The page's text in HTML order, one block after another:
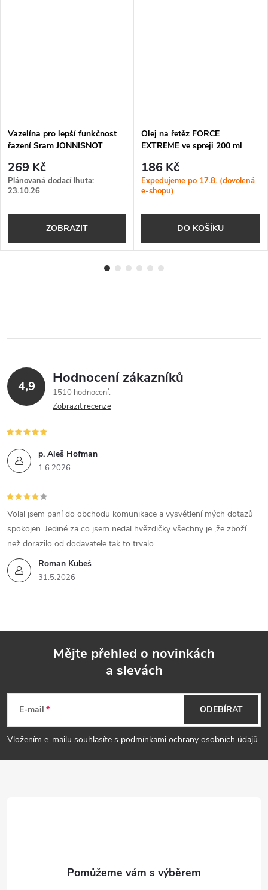
Vazelína pro lepší funkčnost
řazení Sram JONNISNOT
stříkačka
269 Kč
Plánovaná dodací lhuta:
23.10.26
ZOBRAZIT
Olej na řetěz FORCE
EXTREME ve spreji 200 ml
186 Kč
Expedujeme po 17.8. (dovolená
e-shopu)
DO KOŠÍKU
4,9 Hodnocení zákazníků
1510 hodnocení
Zobrazit recenze
p. Aleš Hofman
1.6.2026
Roman Kubeš
31.5.2026
Volal jsem paní do obchodu komunikace a vysvětlení mých dotazů
spokojen. Jediné za co jsem nedal hvězdičky všechny je ,že zboží
než dorazilo od dodavatele tak to trvalo.
p
a
Mějte přehled o novinkách
a slevách
E-mail
Vložením e-mailu souhlasíte s podmínkami ochrany osobních údajů
ODEBÍRAT